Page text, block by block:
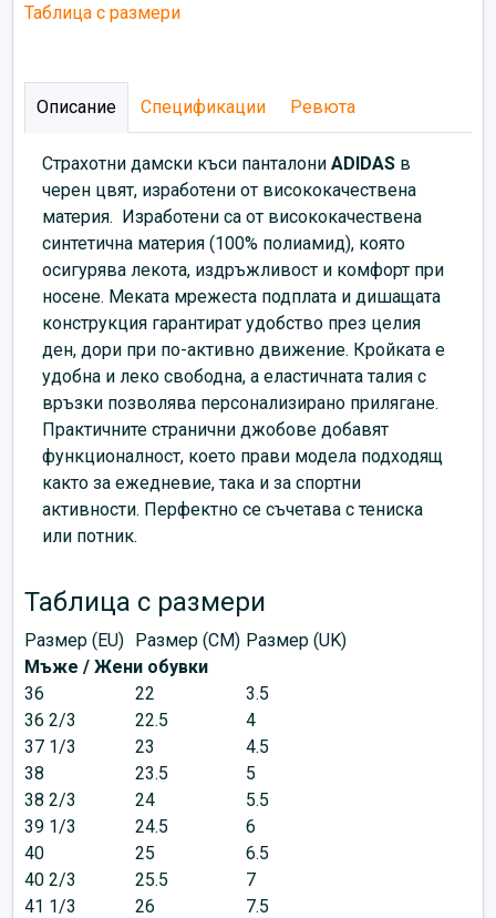
Таблица с размери
Описание Спецификации Ревюта
Страхотни дамски къси панталони ADIDAS в
черен цвят, изработени от висококачествена
материя. Изработени са от висококачествена
синтетична материя (100% полиамид), която
осигурява лекота, издръжливост и комфорт при
носене. Меката мрежеста подплата и дишащата
конструкция гарантират удобство през целия
ден, дори при по-активно движение. Кройката е
удобна и леко свободна, а еластичната талия с
връзки позволява персонализирано прилягане.
Практичните странични джобове добавят
функционалност, което прави модела подходящ
както за ежедневие, така и за спортни
активности. Перфектно се съчетава с тениска
или потник.
Таблица с размери
Размер (EU) Размер (CM) Размер (UK)
Мъже / Жени обувки
36
22
3.5
36 2/3
22.5
4
37 1/3
23
4.5
38
23.5
5
38 2/3
24
5.5
39 1/3
24.5
6
40
25
6.5
40 2/3
25.5
7
41 1/3
26
7.5